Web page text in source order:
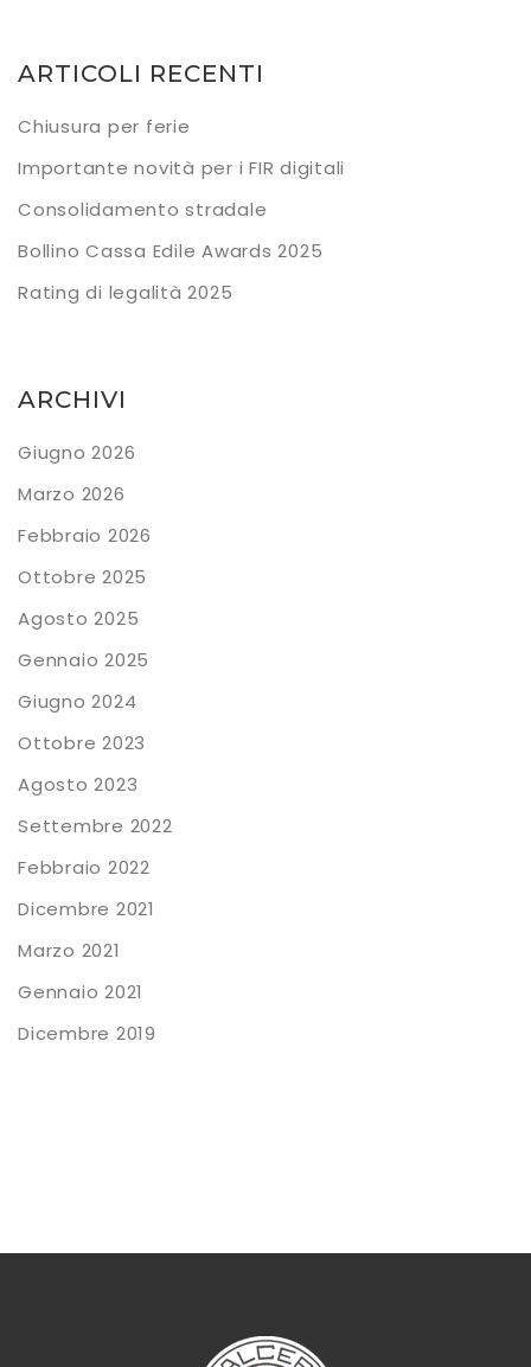
ARTICOLI RECENTI
Chiusura per ferie
Importante novità per i FIR digitali
Consolidamento stradale
Bollino Cassa Edile Awards 2025
Rating di legalità 2025
ARCHIVI
Giugno 2026
Marzo 2026
Febbraio 2026
Ottobre 2025
Agosto 2025
Gennaio 2025
Giugno 2024
Ottobre 2023
Agosto 2023
Settembre 2022
Febbraio 2022
Dicembre 2021
Marzo 2021
Gennaio 2021
Dicembre 2019